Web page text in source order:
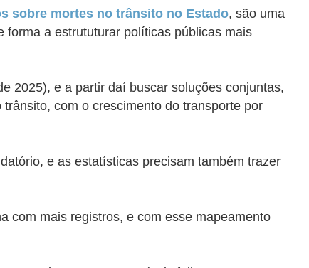
sobre mortes no trânsito no Estado, são uma
forma a estrututurar políticas públicas mais
2025), e a partir daí buscar soluções conjuntas,
com o crescimento do transporte por
e as estatísticas precisam também trazer
com mais registros, e com esse mapeamento